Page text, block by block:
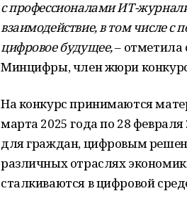
с профессионалами ИТ-
взаимодействие, в том числе
цифровое будущее,– отметила
Минцифры, член жюри
На конкурс принимаются
марта 2025 года по 28
для граждан, цифровым
различных отраслях
сталкиваются в цифровой